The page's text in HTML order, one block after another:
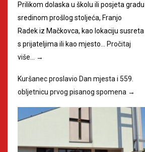
Prilikom dolaska u školu ili posjeta gradu
sredinom prošlog stoljeća, Franjo
Radek iz Mačkovca, kao lokaciju susreta
s prijateljima ili kao mjesto… Pročitaj
više… →
Kuršanec proslavio Dan mjesta i 559.
obljetnicu prvog pisanog spomena →